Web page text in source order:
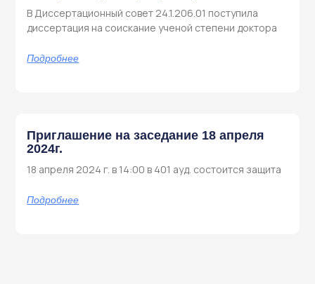
В Диссертационный совет 24.1.206.01 поступила
диссертация на соискание ученой степени доктора
Подробнее
Приглашение на заседание 18 апреля
2024г.
18 апреля 2024 г. в 14:00 в 401 ауд. состоится защита
Подробнее